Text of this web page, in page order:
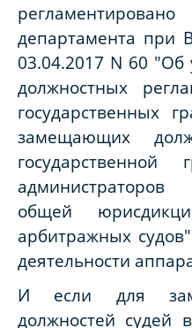
департамента при
03.04.2017 N 60
должностных
государственных
замещающих
государственной
общей
арбитражных
деятельности
И если для
должностей судей